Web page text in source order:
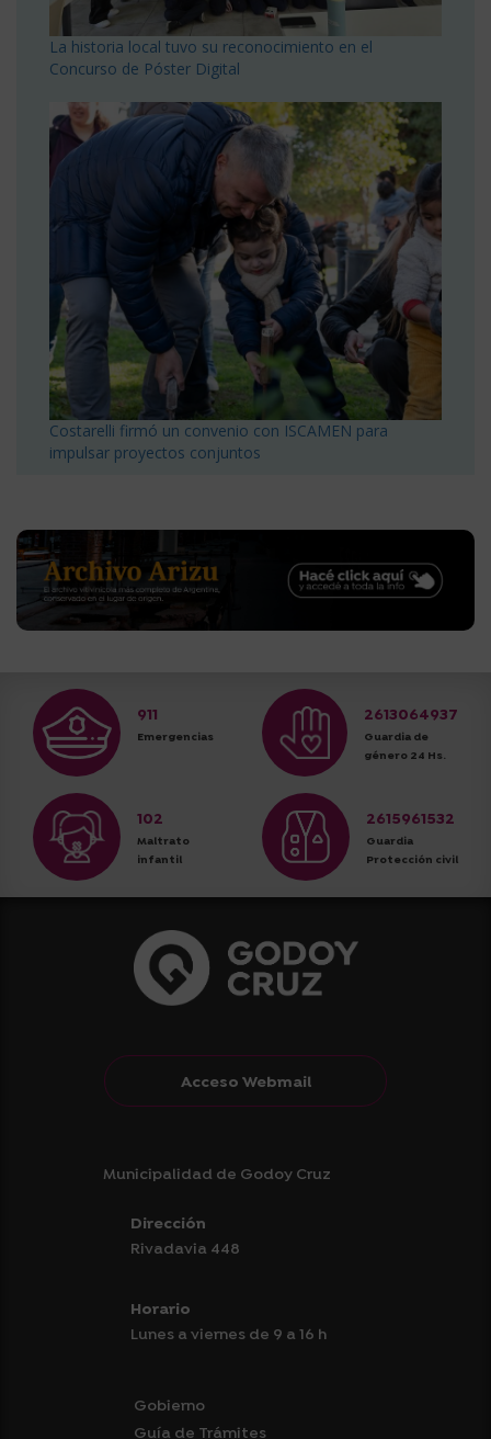
La historia local tuvo su reconocimiento en el
Concurso de Póster Digital
Costarelli firmó un convenio con ISCAMEN para
impulsar proyectos conjuntos
911
Emergencias
2613064937
Guardia de
género 24 Hs.
102
Maltrato
infantil
2615961532
Guardia
Protección civil
Acceso Webmail
Municipalidad de Godoy Cruz
Dirección
Rivadavia 448
Horario
Lunes a viernes de 9 a 16 h
Gobierno
Guía de Trámites